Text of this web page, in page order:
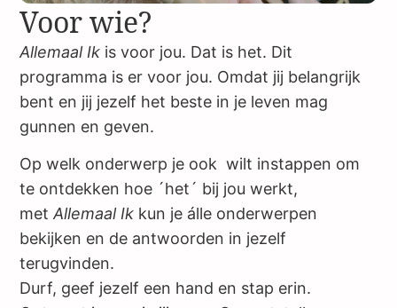
Voor wie?
Allemaal Ik is voor jou. Dat is het. Dit
programma is er voor jou. Omdat jij belangrijk
bent en jij jezelf het beste in je leven mag
gunnen en geven.
Op welk onderwerp je ook wilt instappen om
te ontdekken hoe ´het´ bij jou werkt,
metAllemaal Ik kun je álle onderwerpen
bekijken en de antwoorden in jezelf
terugvinden.
Durf, geef jezelf een hand en stap erin.